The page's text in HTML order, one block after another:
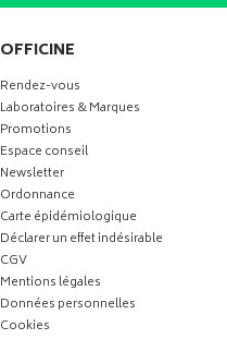
OFFICINE
Rendez-vous
Laboratoires & Marques
Promotions
Espace conseil
Newsletter
Ordonnance
Carte épidémiologique
Déclarer un effet indésirable
CGV
Mentions légales
Données personnelles
Cookies